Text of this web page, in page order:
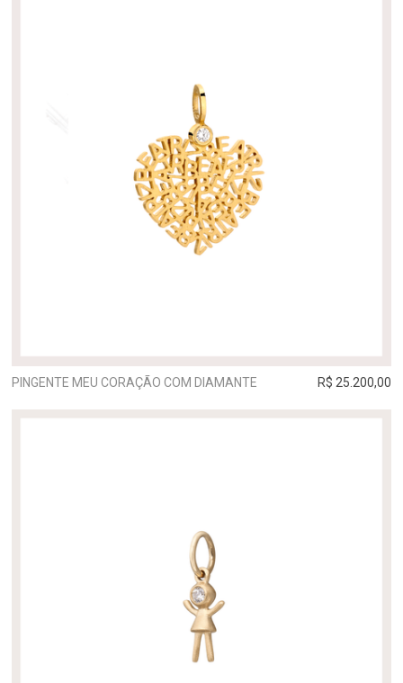
PINGENTE MEU CORAÇÃO COM DIAMANTE R$ 25.200,00